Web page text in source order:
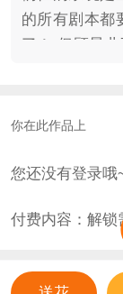
的所有剧本都
了！ 但顾星
了…… 毕竟不
界： 剧本一
剧本二：校
三：太子的傻
王爷的便宜
的毁容金主（
你在此作品上
您还没有登录哦
付费内容：解锁